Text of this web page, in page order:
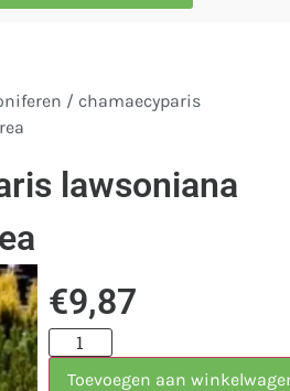
/ chamaecyparis
lawsoniana
€9,87
Toevoegen aan